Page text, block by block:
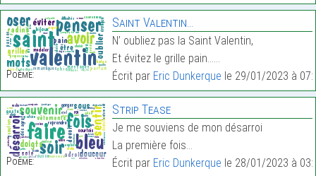
Poème:
Saint Valentin…
N’ oubliez pas la Saint Valentin,
Et évitez le grille pain……
Écrit par Eric Dunkerque le 29/01/2023 à
Poème:
Strip Tease
Je me souviens de mon désarroi
La première fois…
Écrit par Eric Dunkerque le 28/01/2023 à